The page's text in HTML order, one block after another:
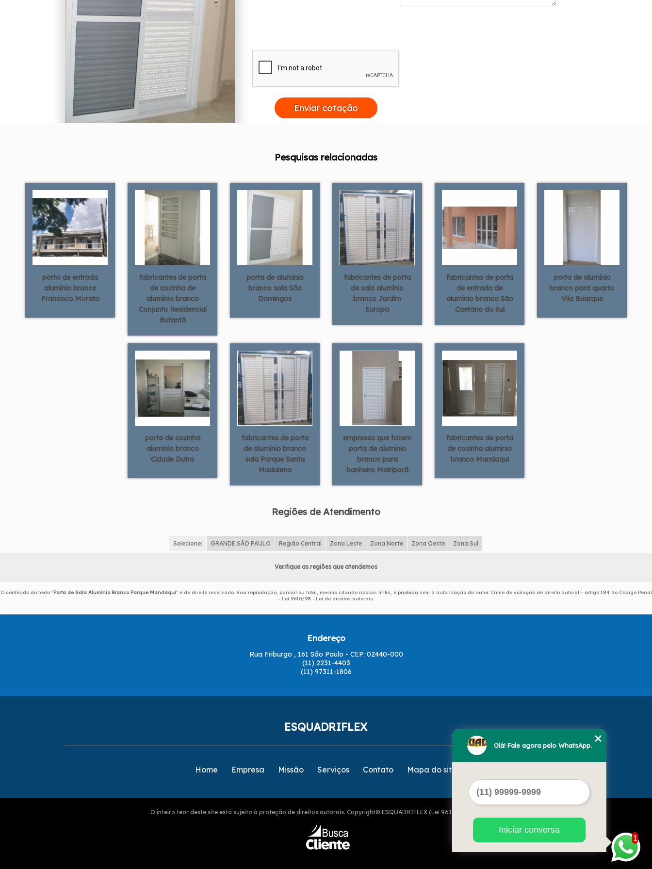
Enviar cotação
Pesquisas relacionadas
porta de entrada
alumínio branco
Francisco Morato
fabricantes de porta
de cozinha de
alumínio branco
Conjunto Residencial
Butantã
porta de alumínio
branco sala São
Domingos
fabricantes de porta
de sala alumínio
branco Jardim
Europa
fabricantes de porta
de entrada de
alumínio branco São
Caetano do Sul
porta de alumínio
branco para quarto
Vila Buarque
porta de cozinha
alumínio branco
Cidade Dutra
fabricantes de porta
de alumínio branco
sala Parque Santa
Madalena
empresas que fazem
porta de alumínio
branco para
banheiro Mairiporã
fabricantes de porta
de cozinha alumínio
branco Mandaqui
Regiões de Atendimento
Selecione: GRANDE SÃO PAULO Região Central Zona Leste Zona Norte Zona Oeste Zona Sul
Verifique as regiões que atendemos
O conteúdo do texto "Porta de Sala Alumínio Branco Parque Mandaqui" é de direito reservado. Sua reprodução, parcial ou total, mesmo citando nossos links, é proibida sem a autorização do autor. Crime de violação de direito autoral – artigo 184 do Código Penal
– Lei 9610/98 - Lei de direitos autorais.
Endereço
Rua Friburgo , 161 São Paulo - CEP: 02440-000
(11) 2231-4403
(11) 97311-1806
ESQUADRIFLEX
Home Empresa Missão Serviços Contato Mapa do site
O inteiro teor deste site está sujeito à proteção de direitos autorais. Copyright© ESQUADRIFLEX (Lei 9610 de 19/02/1998)
1
Olá! Fale agora pelo WhatsApp.
Iniciar conversa